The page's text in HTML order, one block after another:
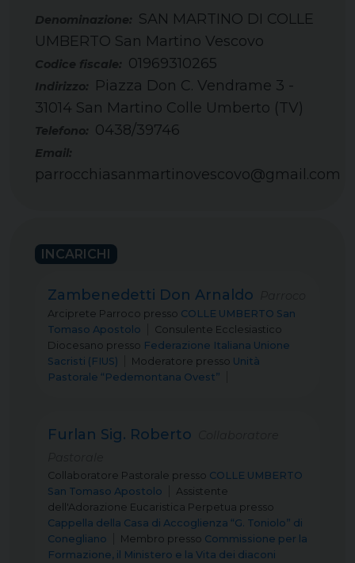
SAN MARTINO DI COLLE
UMBERTO San Martino Vescovo
Codice fiscale: 01969310265
Telefono: 0438/39746
Email:
parrocchiasanmartinovescovo@gmail.com
Indirizzo:
Piazza Don C. Vendrame 3 -
31014 San Martino Colle Umberto (TV)
INCARICHI
Zambenedetti Don Arnaldo
Arciprete Parroco presso COLLE UMBERTO San
Tomaso Apostolo
Consulente Ecclesiastico
Diocesano presso Federazione Italiana Unione
Sacristi (FIUS)
Moderatore presso Unità
Pastorale “Pedemontana Ovest”
Furlan Sig. Roberto
Collaboratore Pastorale presso COLLE UMBERTO
San Tomaso Apostolo
Assistente
dell'Adorazione Eucaristica Perpetua presso
Cappella della Casa di Accoglienza “G. Toniolo” di
Conegliano
Membro presso Commissione per la
Formazione, il Ministero e la Vita dei diaconi